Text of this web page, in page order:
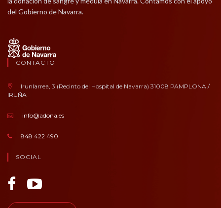
del Gobierno de Navarra.
CONTACTO
Irunlarrea, 3 (Recinto del Hospital de Navarra) 31008 PAMPLONA /
IRUÑA
info@adona.es
848 422 490
SOCIAL